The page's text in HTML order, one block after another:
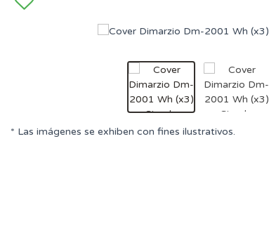
* Las imágenes se exhiben con fines ilustrativos.